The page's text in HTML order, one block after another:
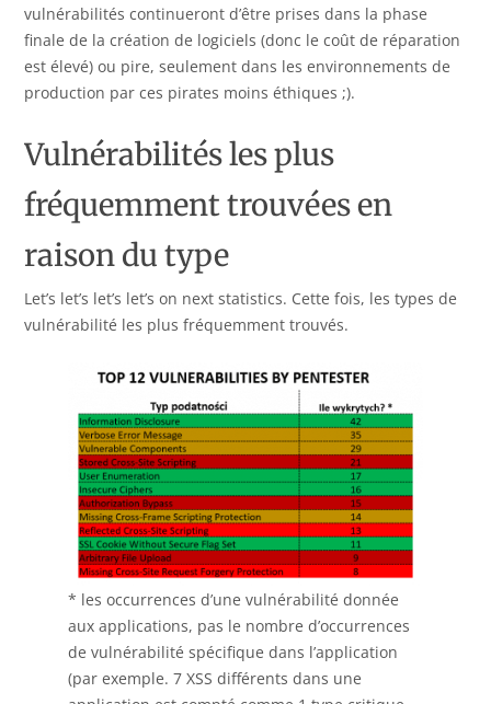
vulnérabilités continueront d’être prises dans la phase
finale de la création de logiciels (donc le coût de réparation
est élevé) ou pire, seulement dans les environnements de
production par ces pirates moins éthiques ;).
Vulnérabilités les plus
fréquemment trouvées en
raison du type
Let’s let’s let’s let’s on next statistics. Cette fois, les types de
vulnérabilité les plus fréquemment trouvés.
* les occurrences d’une vulnérabilité donnée
aux applications, pas le nombre d’occurrences
de vulnérabilité spécifique dans l’application
(par exemple. 7 XSS différents dans une